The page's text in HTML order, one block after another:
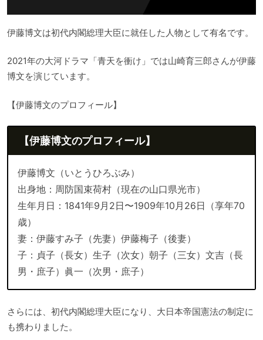
伊藤博文は初代内閣総理大臣に就任した人物として有名です。
2021年の大河ドラマ「青天を衝け」では山崎育三郎さんが伊藤
博文を演じています。
【伊藤博文のプロフィール】
【伊藤博文のプロフィール】
伊藤博文（いとうひろぶみ）
出身地：周防国束荷村（現在の山口県光市）
生年月日：1841年9月2日〜1909年10月26日（享年70
歳）
妻：伊藤すみ子（先妻）伊藤梅子（後妻）
子：貞子（長女）生子（次女）朝子（三女）文吉（長
男・庶子）眞一（次男・庶子）
さらには、初代内閣総理大臣になり、大日本帝国憲法の制定に
も携わりました。